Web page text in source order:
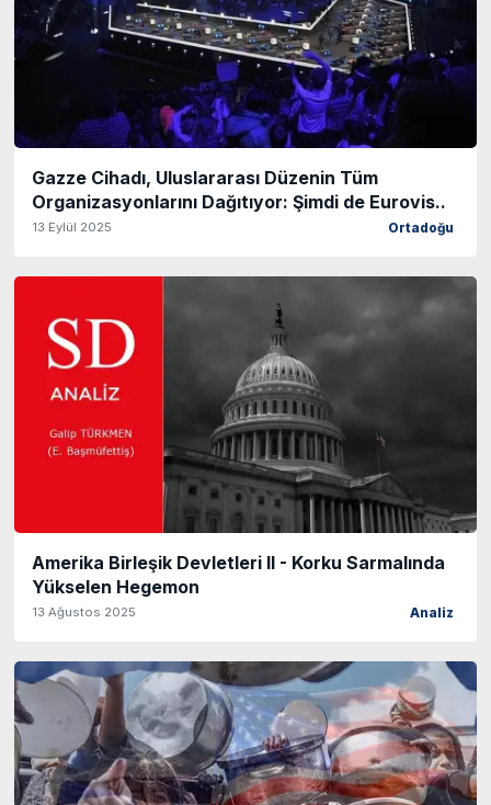
Gazze Cihadı, Uluslararası Düzenin Tüm
Organizasyonlarını Dağıtıyor: Şimdi de Eurovis..
13 Eylül 2025 Ortadoğu
Amerika Birleşik Devletleri II - Korku Sarmalında
Yükselen Hegemon
13 Ağustos 2025 Analiz